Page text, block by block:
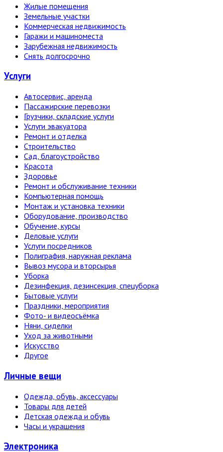
Жилые помещения
Земельные участки
Коммерческая недвижимость
Гаражи и машиноместа
Зарубежная недвижимость
Снять долгосрочно
Услуги
Автосервис, аренда
Пассажирские перевозки
Грузчики, складские услуги
Услуги эвакуатора
Ремонт и отделка
Строительство
Сад, благоустройство
Красота
Здоровье
Ремонт и обслуживание техники
Компьютерная помощь
Монтаж и установка техники
Оборудование, производство
Обучение, курсы
Деловые услуги
Услуги посредников
Полиграфия, наружная реклама
Вывоз мусора и вторсырья
Уборка
Дезинфекция, дезинсекция, спецуборка
Бытовые услуги
Праздники, мероприятия
Фото- и видеосъёмка
Няни, сиделки
Уход за животными
Искусство
Другое
Личные вещи
Одежда, обувь, аксессуары
Товары для детей
Детская одежда и обувь
Часы и украшения
Электро­ника